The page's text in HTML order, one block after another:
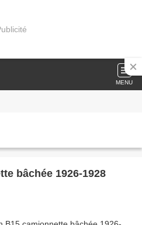
MENU
bâchée 1926-1928